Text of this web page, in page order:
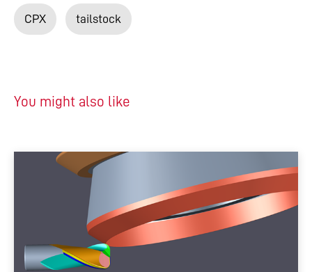
CPX tailstock
You might also like